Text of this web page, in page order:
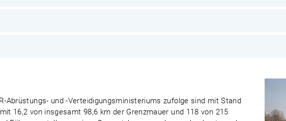
Abrüstungs- und -Verteidigungsministeriums zufolge sind mit Stand
16,2 von insgesamt 98,6 km der Grenzmauer und 118 von 215